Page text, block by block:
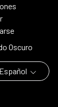
Oscuro
Español